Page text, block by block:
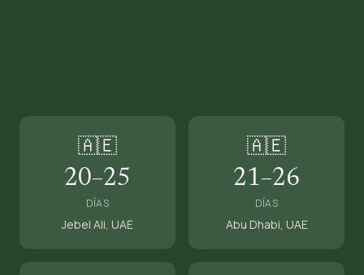
🇦🇪
20–25
DÍAS
Jebel Ali, UAE
🇦🇪
21–26
DÍAS
Abu Dhabi, UAE